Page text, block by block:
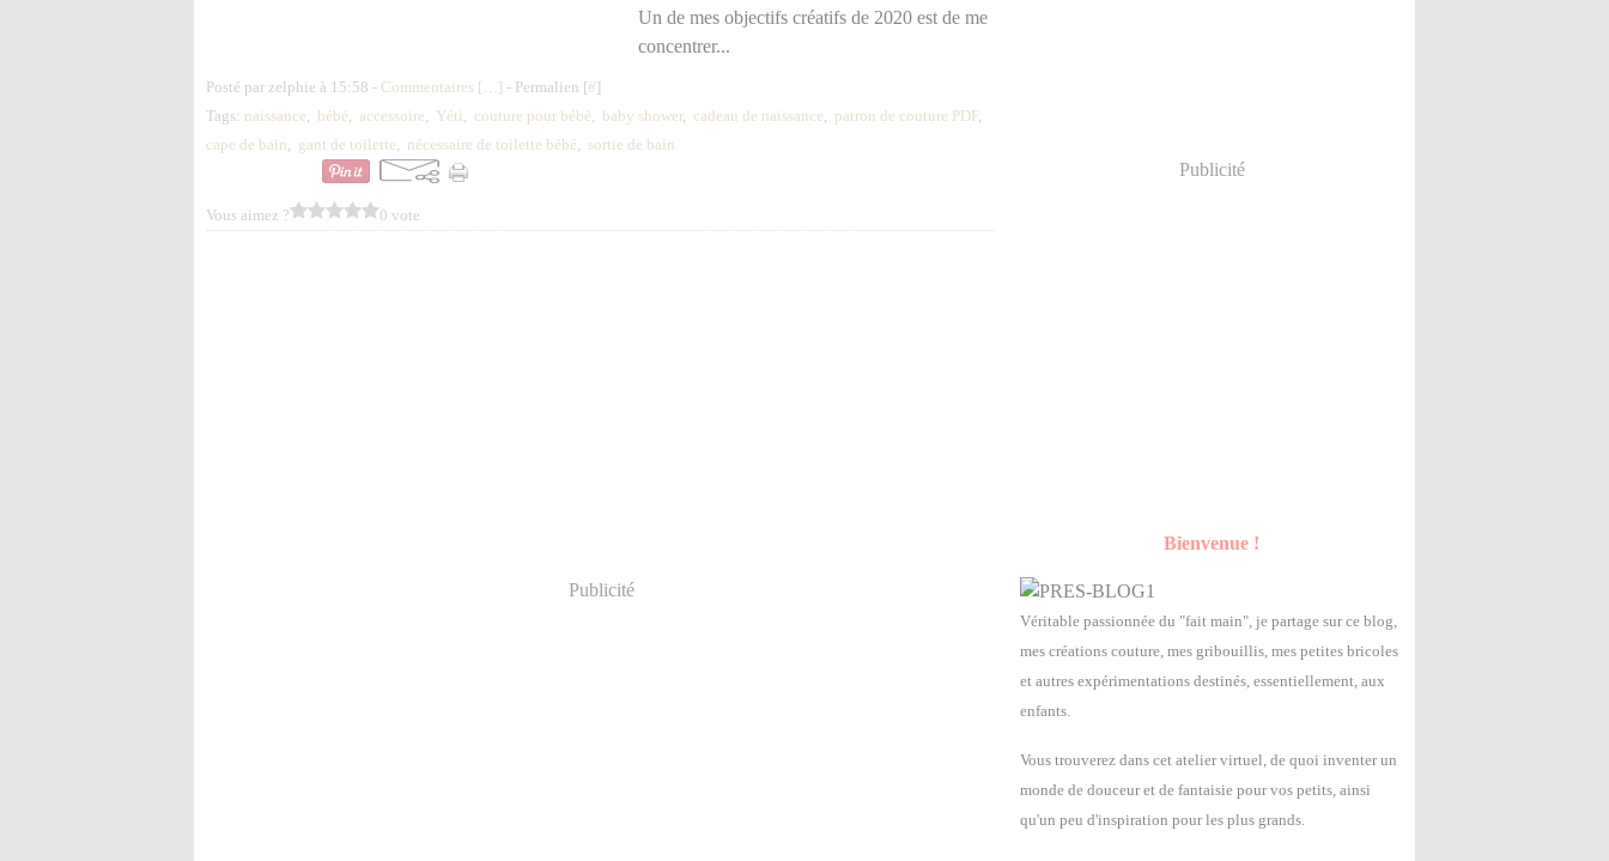
Un de mes objectifs créatifs de 2020 est de me
concentrer...
Posté par zelphie à 15:58 - Commentaires [… ] - Permalien [#]
Tags: naissance, bébé, accessoire, Yéti, couture pour bébé, baby shower, cadeau de naissance, patron de couture PDF,
cape de bain, gant de toilette, nécessaire de toilette bébé, sortie de bain
Vous aimez ? 0 vote
Publicité
Publicité
Bienvenue !
Véritable passionnée du "fait main", je partage sur ce blog,
mes créations couture, mes gribouillis, mes petites bricoles
et autres expérimentations destinés, essentiellement, aux
enfants.
Vous trouverez dans cet atelier virtuel, de quoi inventer un
monde de douceur et de fantaisie pour vos petits, ainsi
qu'un peu d'inspiration pour les plus grands.